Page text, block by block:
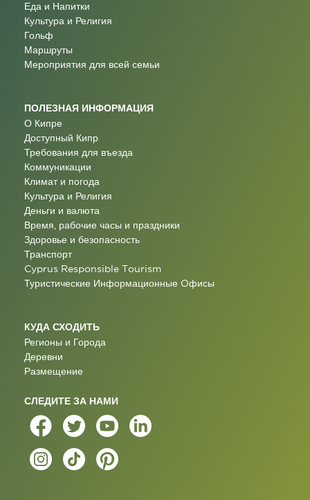
Еда и Напитки
Культура и Религия
Гольф
Маршруты
Мероприятия для всей семьи
ПОЛЕЗНАЯ ИНФОРМАЦИЯ
О Кипре
Доступный Кипр
Требования для въезда
Коммуникации
Климат и погода
Культура и Религия
Деньги и валюта
Время, рабочие часы и праздники
Здоровье и безопасность
Транспорт
Cyprus Responsible Tourism
Туристические Информационные Oфисы
КУДА СХОДИТЬ
Регионы и Города
Деревни
Размещение
СЛЕДИТЕ ЗА НАМИ